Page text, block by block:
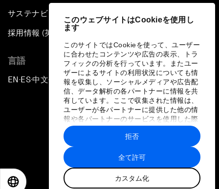
このウェブサイトはCookieを使用し
ます
このサイトではCookieを使って、ユーザー
に合わせたコンテンツや広告の表示、トラ
フィックの分析を行っています。またユー
ザーによるサイトの利用状況についても情
報を収集し、ソーシャルメディアや広告配
信、データ解析の各パートナーに情報を共
有しています。ここで収集された情報は、
ユーザーが各パートナーに提供した他の情
報や各パートナーのサービスを使用した際
に収集された情報と組み合わされ、各パー
トナーによって使用されることがありま
す。
全て許可
カスタム化
拒否
サステナビリティへの取り組み
採用情報 (英語のみ)
言語
EN ▪ES▪中文▪ 日本語
プライバシーポリシーと利用規約
サイトマップ
©
世界経済フォーラム